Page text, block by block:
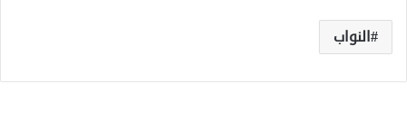
النواب